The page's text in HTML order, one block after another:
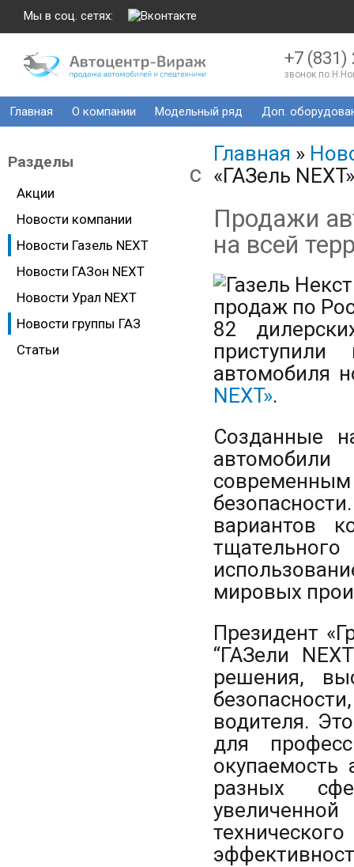
Мы в соц. сетях:
+7 (831)
звонок по
Главная О компании Модельный ряд Доп.
Главная »
«ГАЗель
Продажи
на всей
82
автомобиля
NEXT».
Созданные
вариантов
мировых
Президент
“ГАЗели
решения,
водителя.
для
разных
Разделы
Акции
Новости компании
Новости Газель NEXT
Новости ГАЗон NEXT
Новости Урал NEXT
Новости группы ГАЗ
Статьи
c